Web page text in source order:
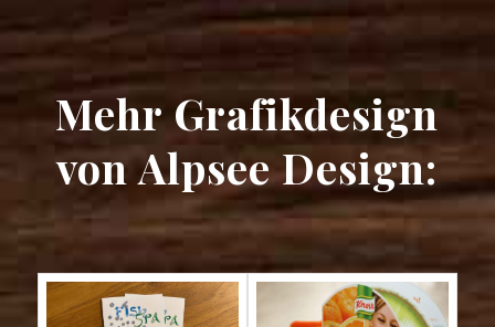
Mehr Grafikdesign
von Alpsee Design: